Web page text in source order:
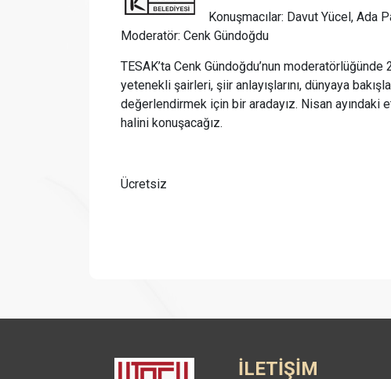
Konuşmacılar: Davut Yücel, Ada
Moderatör: Cenk Gündoğdu
TESAK’ta Cenk Gündoğdu’nun
yetenekli şairleri, şiir anlayışlarını, dünyaya
değerlendirmek için bir aradayız. Nisan ayındaki
halini konuşacağız.
Ücretsiz
İLETİŞİM